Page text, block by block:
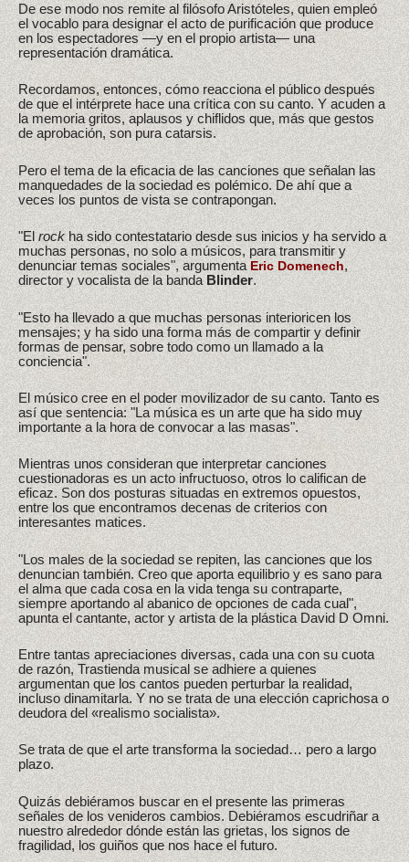
De ese modo nos remite al filósofo Aristóteles, quien empleó
el vocablo para designar el acto de purificación que produce
en los espectadores —y en el propio artista— una
representación dramática.
Recordamos, entonces, cómo reacciona el público después
de que el intérprete hace una crítica con su canto. Y acuden a
la memoria gritos, aplausos y chiflidos que, más que gestos
de aprobación, son pura catarsis.
Pero el tema de la eficacia de las canciones que señalan las
manquedades de la sociedad es polémico. De ahí que a
veces los puntos de vista se contrapongan.
"Elrockha sido contestatario desde sus inicios y ha servido a
muchas personas, no solo a músicos, para transmitir y
denunciar temas sociales", argumentaEric Domenech,
director y vocalista de la bandaBlinder.
"Esto ha llevado a que muchas personas interioricen los
mensajes; y ha sido una forma más de compartir y definir
formas de pensar, sobre todo como un llamado a la
conciencia".
El músico cree en el poder movilizador de su canto. Tanto es
así que sentencia: "La música es un arte que ha sido muy
importante a la hora de convocar a las masas".
Mientras unos consideran que interpretar canciones
cuestionadoras es un acto infructuoso, otros lo califican de
eficaz. Son dos posturas situadas en extremos opuestos,
entre los que encontramos decenas de criterios con
interesantes matices.
"Los males de la sociedad se repiten, las canciones que los
denuncian también. Creo que aporta equilibrio y es sano para
el alma que cada cosa en la vida tenga su contraparte,
siempre aportando al abanico de opciones de cada cual",
apunta el cantante, actor y artista de la plástica David D Omni.
Entre tantas apreciaciones diversas, cada una con su cuota
de razón, Trastienda musical se adhiere a quienes
argumentan que los cantos pueden perturbar la realidad,
incluso dinamitarla. Y no se trata de una elección caprichosa o
deudora del «realismo socialista».
Se trata de que el arte transforma la sociedad… pero a largo
plazo.
Quizás debiéramos buscar en el presente las primeras
señales de los venideros cambios. Debiéramos escudriñar a
nuestro alrededor dónde están las grietas, los signos de
fragilidad, los guiños que nos hace el futuro.